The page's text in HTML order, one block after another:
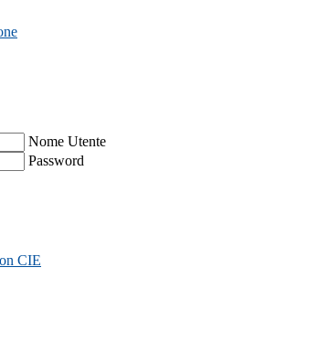
Nome Utente
Password
CIE